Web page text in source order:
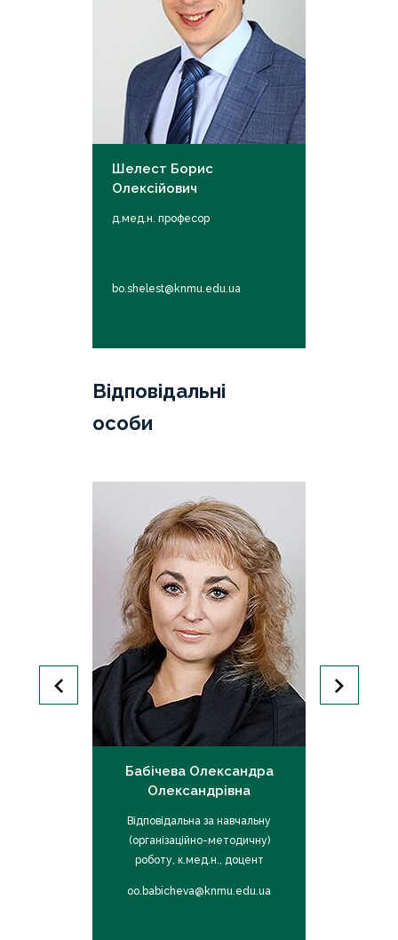
Шелест Борис
Олексійович
д.мед.н. професор
bo.shelest@knmu.edu.ua
Відповідальні
особи
Бабічева Олександра
Олександрівна
Відповідальна за навчальну
(організаційно-методичну)
роботу, к.мед.н., доцент
oo.babicheva@knmu.edu.ua